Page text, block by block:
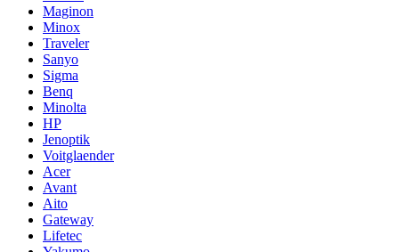
Maginon
Minox
Traveler
Sanyo
Sigma
Benq
Minolta
HP
Jenoptik
Voitglaender
Acer
Avant
Aito
Gateway
Lifetec